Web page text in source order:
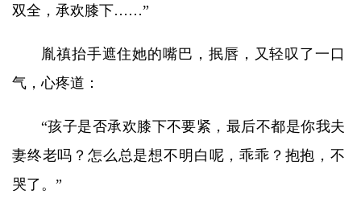
双全，承欢膝下……”
胤禛抬手遮住她的嘴巴，抿唇，又轻叹了一口
气，心疼道：
“孩子是否承欢膝下不要紧，最后不都是你我夫
妻终老吗？怎么总是想不明白呢，乖乖？抱抱，不
哭了。”